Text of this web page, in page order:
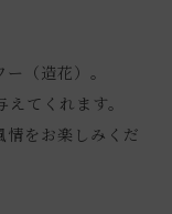
（造花）。
てくれます。
情をお楽しみくだ